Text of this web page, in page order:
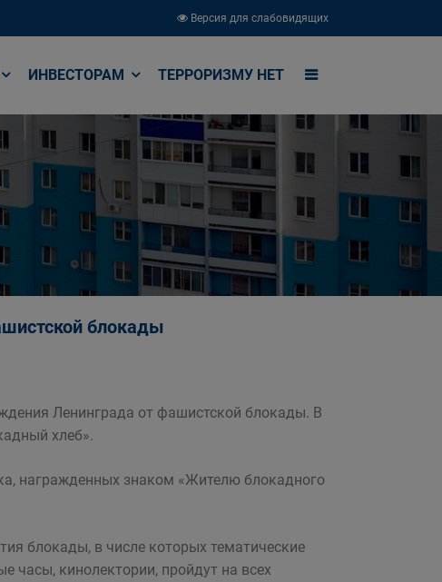
Версия для слабовидящих
ИНВЕСТОРАМ ТЕРРОРИЗМУ НЕТ
блокады
Ленинграда от фашистской блокады. В
хлеб».
награжденных знаком «Жителю блокадного
блокады, в числе которых тематические
часы, кинолектории, пройдут на всех